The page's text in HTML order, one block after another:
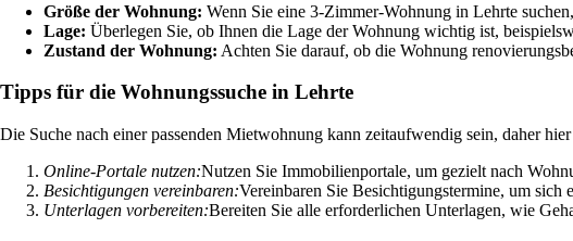
Größe der Wohnung: Wenn Sie eine 3-Zimmer-Wohnung in Lehrte
Lage: Überlegen Sie, ob Ihnen die Lage der Wohnung wichtig ist,
Zustand der Wohnung: Achten Sie darauf, ob die Wohnung
Tipps für die Wohnungssuche in Lehrte
Die Suche nach einer passenden Mietwohnung kann zeitaufwendig sein, daher
Online-Portale nutzen:Nutzen Sie Immobilienportale, um gezielt nach
Besichtigungen vereinbaren:Vereinbaren Sie Besichtigungstermine, um sich
Unterlagen vorbereiten:Bereiten Sie alle erforderlichen Unterlagen, wie